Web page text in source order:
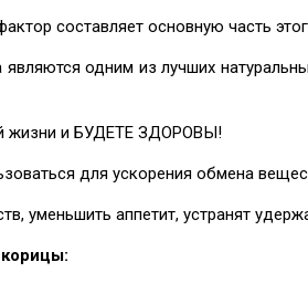
составляет основную часть
одним из лучших
жизни и БУДЕТЕ ЗДОРОВЫ!
для ускорения обмена
уменьшить аппетит, устранят
корицы: